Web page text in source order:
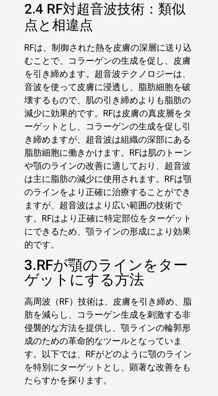
2.4 RF対超音波技術：類似
点と相違点
RFは、制御された熱を皮膚の深層に送り込
むことで、コラーゲンの生成を促し、皮膚
を引き締めます。超音波テクノロジーは、
音波を使って皮膚に浸透し、脂肪細胞を破
壊するもので、肌の引き締めよりも脂肪の
減少に効果的です。RFは皮膚の真皮層をタ
ーゲットとし、コラーゲンの生成を促し引
き締めますが、超音波は組織の深部にある
脂肪細胞に働きかけます。RFは肌のトーン
や顎のラインの改善に適しており、超音波
は主に脂肪の減少に使用されます。RFは顎
のラインをより正確に治療することができ
ますが、超音波はより広い範囲の技術で
す。RFはより正確に特定部位をターゲット
にできるため、顎ラインの形成により効果
的です。
3.RFが顎のラインをター
ゲットにする方法
高周波（RF）技術は、皮膚を引き締め、脂
肪を減らし、コラーゲン生成を刺激する非
侵襲的な方法を提供し、顎ラインの輪郭形
成のための革命的なツールとなっていま
す。以下では、RFがどのように顎のライン
を特別にターゲットとし、顕著な改善をも
たらすかを探ります。